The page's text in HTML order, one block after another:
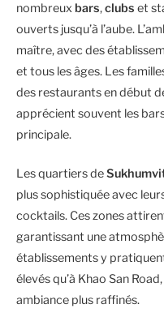
nombreux bars,clubs et
ouverts jusqu’à l’aube.
maître, avec des
et tous les âges. Les
des restaurants en début
apprécient souvent les
principale.
Les quartiers de
plus sophistiquée avec
cocktails. Ces zones
garantissant une
établissements y
élevés qu’à Khao San
ambiance plus raffinés.